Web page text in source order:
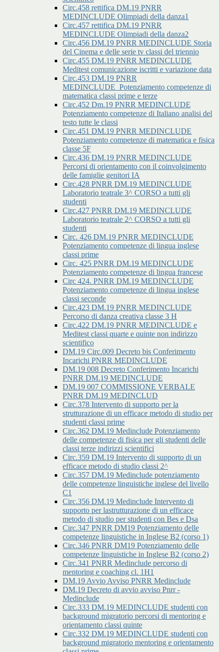
Circ.458 rettifica DM.19 PNRR
MEDINCLUDE Olimpiadi della danza1
Circ.457 rettifica DM.19 PNRR
MEDINCLUDE Olimpiadi della danza2
Circ.456 DM.19 PNRR MEDINCLUDE Storia
del Cinema e delle serie tv classi del triennio
Circ.455 DM.19 PNRR MEDINCLUDE
Meditest comunicazione iscritti e variazione data
Circ.453 DM.19 PNRR
MEDINCLUDE_Potenziamento competenze di
matematica classi prime e terze
Circ.452 Dm.19 PNRR MEDINCLUDE
Potenziamento competenze di Italiano analisi del
testo tutte le classi
Circ.451 DM.19 PNRR MEDINCLUDE
Potenziamento competenze di matematica e fisica
classe 5F
Circ.436 DM.19 PNRR MEDINCLUDE
Percorsi di orientamento con il coinvolgimento
delle famiglie genitori IA
Circ.428 PNRR DM.19 MEDINCLUDE
Laboratorio teatrale 3^ CORSO a tutti gli
studenti
Circ.427 PNRR DM.19 MEDINCLUDE
Laboratorio teatrale 2^ CORSO a tutti gli
studenti
Circ. 426 DM.19 PNRR MEDINCLUDE
Potenziamento competenze di lingua inglese
classi prime
Circ. 425 PNRR DM.19 MEDINCLUDE
Potenziamento competenze di lingua francese
Circ 424. PNRR DM.19 MEDINCLUDE
Potenziamento competenze di lingua inglese
classi seconde
Circ.423 DM.19 PNRR MEDINCLUDE
Percorso di danza creativa classe 3 H
Circ.422 DM.19 PNRR MEDINCLUDE e
Meditest classi quarte e quinte non indirizzo
scientifico
DM.19 Circ.009 Decreto bis Conferimento
Incarichi PNRR MEDINCLUDE
DM.19 008 Decreto Conferimento Incarichi
PNRR DM.19 MEDINCLUDE
DM.19 007 COMMISSIONE VERBALE
PNRR DM.19 MEDINCLUD
Circ.378 Intervento di supporto per la
strutturazione di un efficace metodo di studio per
studenti classi prime
Circ.362 DM.19 Medinclude Potenziamento
delle competenze di fisica per gli studenti delle
classi terze indirizzi scientifici
Circ.359 DM.19 Intervento di supporto di un
efficace metodo di studio classi 2^
Circ.357 DM.19 Medinclude potenziamento
delle competenze linguistiche inglese del livello
C1
Circ.356 DM.19 Medinclude Intervento di
supporto per lastrutturazione di un efficace
metodo di studio per studenti con Bes e Dsa
Circ.347 PNRR DM19 Potenziamento delle
competenze linguistiche in Inglese B2 (corso 1)
Circ.346 PNRR DM19 Potenziamento delle
competenze linguistiche in Inglese B2 (corso 2)
Circ.341 PNRR Medinclude percorso di
mentoring e coaching cl. 1H1
DM.19 Avvio Avviso PNRR Medinclude
DM.19 Decreto di avvio avviso Pnrr -
Medinclude
Circ.333 DM.19 MEDINCLUDE studenti con
background migratorio percorsi di mentoring e
orientamento classi quinte
Circ.332 DM.19 MEDINCLUDE studenti con
background migratorio mentoring e orientamento